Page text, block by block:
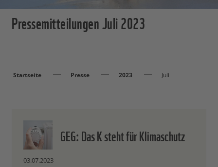
Pressemitteilungen Juli 2023
Startseite Presse 2023 Juli
GEG: Das K steht für Klimaschutz
03.07.2023